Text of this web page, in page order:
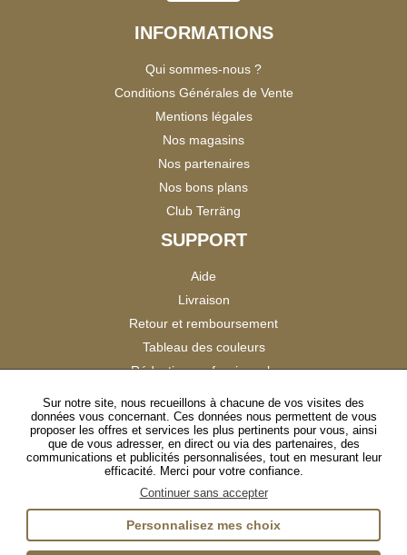
INFORMATIONS
Qui sommes-nous ?
Conditions Générales de Vente
Mentions légales
Nos magasins
Nos partenaires
Nos bons plans
Club Terräng
SUPPORT
Aide
Livraison
Retour et remboursement
Tableau des couleurs
Réduction professionnels
Catalogues
Satisfaction Clients
SUIVEZ-NOUS
InstagramTikTokFacebookYouTubeLinkedIn
Sur notre site, nous recueillons à chacune de vos visites des
données vous concernant. Ces données nous permettent de vous
proposer les offres et services les plus pertinents pour vous, ainsi
que de vous adresser, en direct ou via des partenaires, des
communications et publicités personnalisées, tout en mesurant leur
efficacité. Merci pour votre confiance.
Continuer sans accepter
Personnalisez mes choix